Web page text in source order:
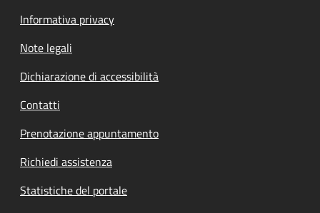
Informativa privacy
Note legali
Dichiarazione di accessibilità
Contatti
Prenotazione appuntamento
Richiedi assistenza
Statistiche del portale